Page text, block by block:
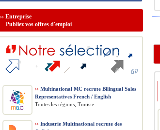
›› Entreprise
Publiez vos offres d'emploi
›› Multinational MC recrute Bilingual Sales
Representatives French / English
Toutes les régions, Tunisie
›› Industrie Multinational recrute des